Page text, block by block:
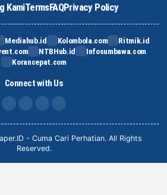
KamiTermsFAQPrivacy Policy
Mediahub.id Kolombola.com
Ritmik.id
NTBHub.id
Infosumbawa.com
Korancepat.com
Connect with Us
FB IG TikTok
- Cuma Cari Perhatian. All Rights
Reserved.